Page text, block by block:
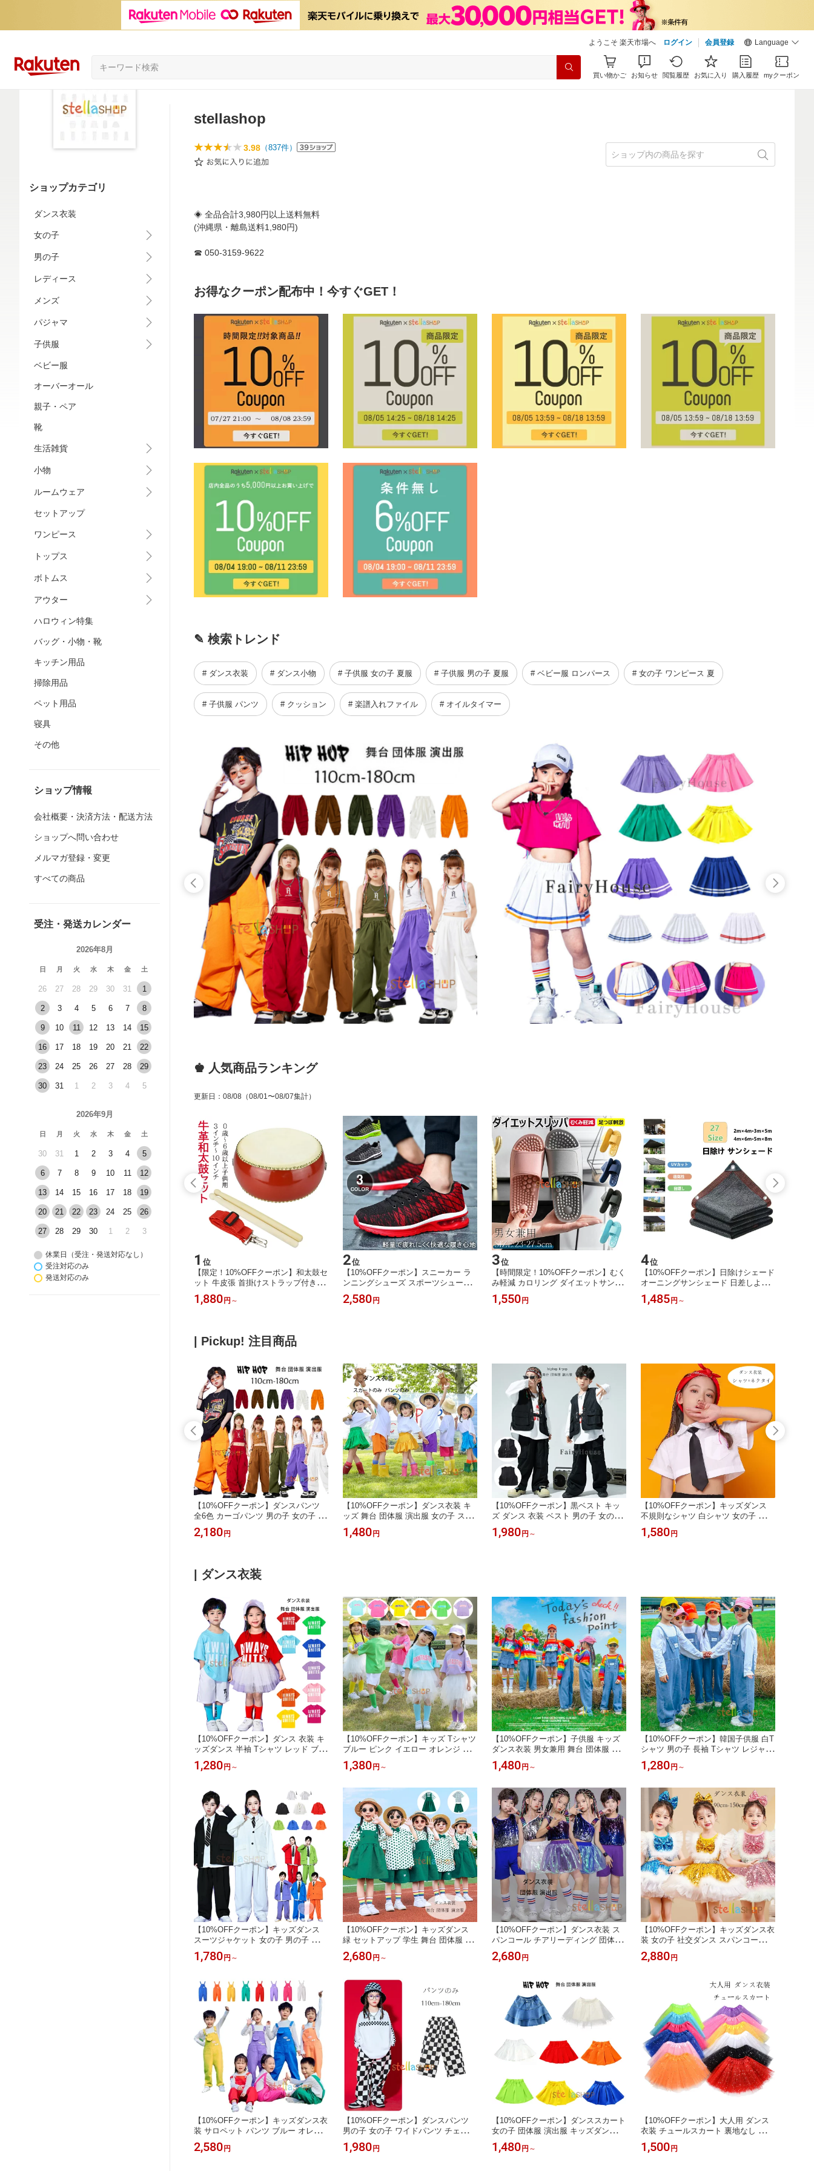
ようこそ 楽天市場へ ログイン 会員登録 Language
買い物かご お知らせ 閲覧履歴 お気に入り 購入履歴 myクーポン
ショップカテゴリ
ダンス衣装
女の子
男の子
レディース
メンズ
パジャマ
子供服
ベビー服
オーバーオール
親子・ペア
靴
生活雑貨
小物
ルームウェア
セットアップ
ワンピース
トップス
ボトムス
アウター
ハロウィン特集
バッグ・小物・靴
キッチン用品
掃除用品
ペット用品
寝具
その他
ショップ情報
会社概要・決済方法・配送方法
ショップへ問い合わせ
メルマガ登録・変更
すべての商品
受注・発送カレンダー
2026年8月
日 月 火 水 木 金 土
26 27 28 29 30 31 1
2 3 4 5 6 7 8
9 10 11 12 13 14 15
16 17 18 19 20 21 22
23 24 25 26 27 28 29
30 31 1 2 3 4 5
2026年9月
日 月 火 水 木 金 土
30 31 1 2 3 4 5
6 7 8 9 10 11 12
13 14 15 16 17 18 19
20 21 22 23 24 25 26
27 28 29 30 1 2 3
休業日（受注・発送対応なし）
受注対応のみ
発送対応のみ
stellashop
3.98 （837件）
◈ 全品合計3,980円以上送料無料
(沖縄県・離島送料1,980円)
☎ 050-3159-9622
お得なクーポン配布中！今すぐGET！
✎ 検索トレンド
# ダンス衣装 # ダンス小物 # 子供服 女の子 夏服 # 子供服 男の子 夏服 # ベビー服 ロンパース # 女の子 ワンピース 夏
# 子供服 パンツ # クッション # 楽譜入れファイル # オイルタイマー
♚ 人気商品ランキング
更新日 ： 08/08 （08/01〜08/07集計）
15位
【10%OFFクーポン配布中！】推しラ
イフ めじるしアクセサリー 収納 キー
1 位
【限定！10%OFFクーポン】和太鼓セ
ット 牛皮張 首掛けストラップ付き パ
ーカッション 3インチ～10インチ マ
ーチング 演奏会 お遊戯会 牛革 バチ
1,880 円 ～
2位
【10%OFFクーポン】スニーカー ラ
ンニングシューズ スポーツシューズ
メンズ レディース 運動靴 軽量 ジョ
ギング ウォーキング マラソン ジム 2
2,580 円
3位
【時間限定！10%OFFクーポン】むく
み軽減 カロリング ダイエットサンダ
ル ダイエットスリッパ ダイエット む
くみ解消 健康サンダル 健康スリッパ
1,550 円
4位
【10%OFFクーポン】日除けシェード
オーニングサンシェード 日差しよけ
サンシェード 日よけシート 目隠しフ
ェンス 遮光シート 日除けシェード U
1,485 円 ～
| Pickup! 注目商品
【10%OFFクーポン】ダンスパンツ
全6色 カーゴパンツ 男の子 女の子 お
しゃれ ボトムス 長ズボン、ロングパ
ンツ キッズ hiphop 舞台 団体服 演出
P 韓国 クラス活動 ショー 子供応援団
公演着 運動着
2,180 円
【10%OFFクーポン】ダンス衣装 キ
ッズ 舞台 団体服 演出服 女の子 スカ
ート 男の子 ショーツ 普段着 応援団
大合唱、クラス活動 ダンスウェア ヒ
1,480 円
【10%OFFクーポン】黒ベスト キッ
ズ ダンス 衣装 ベスト 男の子 女の子
かっこいい おしゃれ ベスト 長ズボン
カジュアル ヒップホップ ジャズダン
1,980 円 ～
【10%OFFクーポン】キッズダンス
不規則なシャツ 白シャツ 女の子 半袖
シャツ へそ出し トップス 白シャツ
演出服 舞台 団体服 ガールズ ホワイ
1,580 円
| ダンス衣装
【10%OFFクーポン】ダンス 衣装 キ
ッズダンス 半袖 Tシャツ レッド ブル
ー オレンジ イエロー グリーン ダー
クブルー パープル ピンク バラ 学生
女の子 男の子 Tシャツ クラス活動 レ
ジャー hiphop K-pop ステージ衣装 原
宿系 100-170
1,280 円 ～
【10%OFFクーポン】キッズ Tシャツ
ブルー ピンク イエロー オレンジ グ
リーン パープル ダンス衣装 半袖 Tシ
ャツ 子供服 男の子 女の子 運動会 応
ン クラス活動 保育園 幼稚園 小学校
ユニセックス Tシャツ ヒップホップ j
azz 原宿系
1,380 円 ～
【10%OFFクーポン】子供服 キッズ
ダンス衣装 男女兼用 舞台 団体服 演
出服 女の子 男の子 長袖 ストライプ
柄 Tシャツ デニムパンツ オーバーオ
ポーツ大会 通園着 通学着 かわいい
ダンスウェア 小学校、幼稚園、クラ
ス活動 応援団
1,480 円 ～
【10%OFFクーポン】韓国子供服 白T
シャツ 男の子 長袖 Tシャツ レジャー
デイリー キッズ オーバーオール デニ
ムパンツ 舞台 団体服 演出服 学生 小
女兼用 白tシャツ サロペット パンツ
大人気 110 120 130 140 150 160 170
180
1,280 円 ～
【10%OFFクーポン】キッズダンス
スーツジャケット 女の子 男の子 ブレ
ザー 7色選べる 子供ダンス HIPHOP
チアガール チアダンス 学生 長袖 ス
イベント 発表会 七五三 普段着 ダン
スウェア キッズ ブレザー 黒 白 赤 緑
青 紫 橘 110-180
1,780 円 ～
【10%OFFクーポン】キッズダンス
緑 セットアップ 学生 舞台 団体服 演
出服 女の子(シャツ+ストラップワン
ピース) 男の子(シャツ+ショーツ) ダ
校 クラス活動 ドラムショー 公演服
かわいい 2点セット グリーン 撮影写
真 110-180
2,680 円 ～
【10%OFFクーポン】ダンス衣装 ス
パンコール チアリーディング 団体服
演出服 キッズダンス衣装 セットアッ
プ おしゃれ ダンスウェア ヒップホッ
（パンツセット） 原宿系 体育祭 文化
祭 学園祭 へそ出し 応援団 シルバー
ブルー パープル
2,680 円
【10%OFFクーポン】キッズダンス衣
装 女の子 社交ダンス スパンコール
ワンピース チアガール ふわふわ ドレ
ス キッズ ジャズダンス 演出服 子供
ー チュチュスカート 応援団 イベント
ブルー 100-150
2,880 円
【10%OFFクーポン】キッズダンス衣
装 サロペット パンツ ブルー オレン
ジ イエロー グリーン レッド パープ
ル バラ ホワイト オーバーオール キ
2,580 円
【10%OFFクーポン】ダンスパンツ
男の子 女の子 ワイドパンツ チェック
パンツ ストレートレッグパンツ hipho
p K-pop 舞台 団体服 男女兼用 ボトム
1,980 円
【10%OFFクーポン】ダンススカート
女の子 団体服 演出服 キッズダンス衣
装 チアガール ジャズダンス公演着 ガ
ールズ 無地 スカート 発表会 hiphop
1,480 円 ～
【10%OFFクーポン】大人用 ダンス
衣装 チュールスカート 裏地なし 透け
チュチュパニエスカート かわいい 女
性 成人 ダンス衣装 チュールスカート
1,500 円